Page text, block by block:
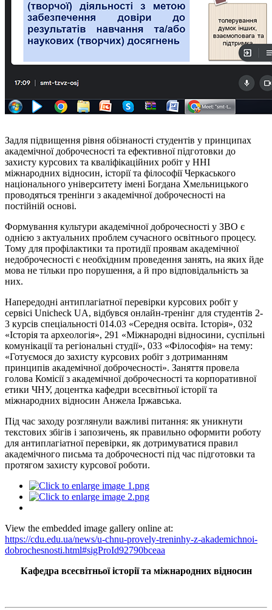
Задля підвищення рівня обізнаності студентів у принципах
академічної доброчесності та ефективної підготовки до
захисту курсових та кваліфікаційних робіт у ННІ
міжнародних відносин, історії та філософії Черкаського
національного університету імені Богдана Хмельницького
проводяться тренінги з академічної доброчесності на
постійній основі.
Формування культури академічної доброчесності у ЗВО є
однією з актуальних проблем сучасного освітнього процесу.
Тому для профілактики та протидії проявам академічної
недоброчесності є необхідним проведення занять, на яких йде
мова не тільки про порушення, а й про відповідальність за
них.
Напередодні антиплагіатної перевірки курсових робіт у
сервісі Unicheck UA, відбувся онлайн-тренінг для студентів 2-
3 курсів спеціальності 014.03 «Середня освіта. Історія», 032
«Історія та археологія», 291 «Міжнародні відносини, суспільні
комунікації та регіональні студії», 033 «Філософія» на тему:
«Готуємося до захисту курсових робіт з дотриманням
принципів академічної доброчесності». Заняття провела
голова Комісії з академічної доброчесності та корпоративної
етики ЧНУ, доцентка кафедри всесвітньої історії та
міжнародних відносин Анжела Іржавська.
Під час заходу розглянули важливі питання: як уникнути
текстових збігів і запозичень, як правильно оформити роботу
для антиплагіатної перевірки, як дотримуватися правил
академічного письма та доброчесності під час підготовки та
протягом захисту курсової роботи.
View the embedded image gallery online at:
https://cdu.edu.ua/news/u-chnu-provely-treninhy-z-akademichnoi-
dobrochesnosti.html#sigProId92790bceaa
Кафедра всесвітньої історії та міжнародних відносин